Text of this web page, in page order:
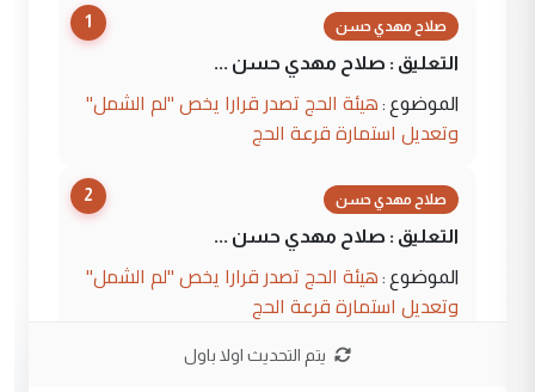
1 صلاح مهدي حسن
التعليق : صلاح مهدي حسن ...
الموضوع : هيئة الحج تصدر قرارا يخص "لم الشمل"
وتعديل استمارة قرعة الحج
2 صلاح مهدي حسن
التعليق : صلاح مهدي حسن ...
الموضوع : هيئة الحج تصدر قرارا يخص "لم الشمل"
وتعديل استمارة قرعة الحج
يتم التحديث اولا باول